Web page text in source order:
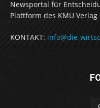
Newsportal für
Plattform des KMU Verlag
KONTAKT: info@die-